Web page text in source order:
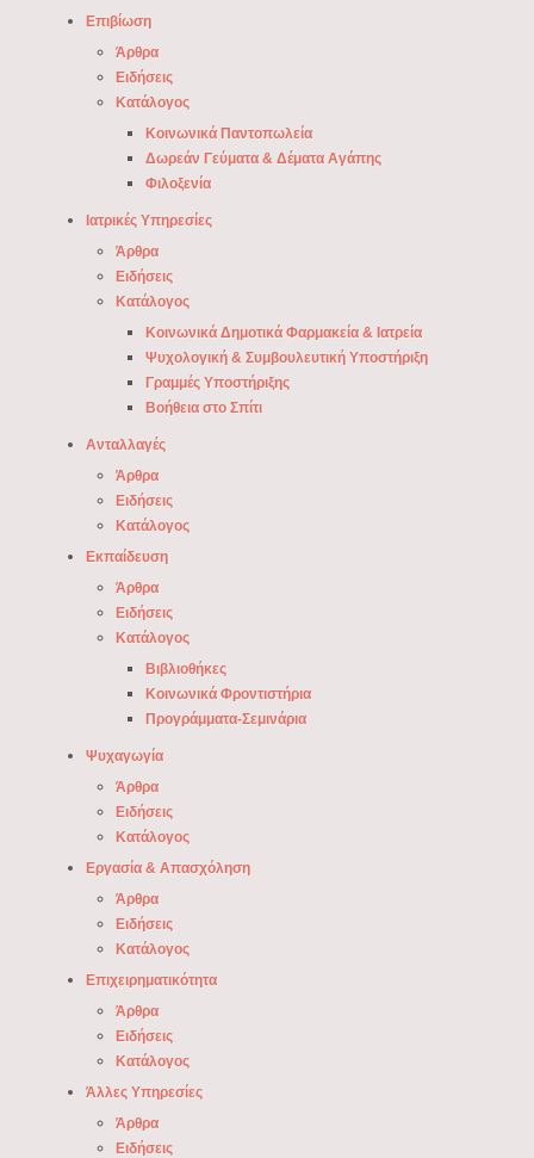
Επιβίωση
Άρθρα
Ειδήσεις
Κατάλογος
Κοινωνικά Παντοπωλεία
Δωρεάν Γεύματα & Δέματα Αγάπης
Φιλοξενία
Ιατρικές Υπηρεσίες
Άρθρα
Ειδήσεις
Κατάλογος
Κοινωνικά Δημοτικά Φαρμακεία & Ιατρεία
Ψυχολογική & Συμβουλευτική Υποστήριξη
Γραμμές Υποστήριξης
Βοήθεια στο Σπίτι
Ανταλλαγές
Άρθρα
Ειδήσεις
Κατάλογος
Εκπαίδευση
Άρθρα
Ειδήσεις
Κατάλογος
Βιβλιοθήκες
Κοινωνικά Φροντιστήρια
Προγράμματα-Σεμινάρια
Ψυχαγωγία
Άρθρα
Ειδήσεις
Κατάλογος
Εργασία & Απασχόληση
Άρθρα
Ειδήσεις
Κατάλογος
Επιχειρηματικότητα
Άρθρα
Ειδήσεις
Κατάλογος
Άλλες Υπηρεσίες
Άρθρα
Ειδήσεις